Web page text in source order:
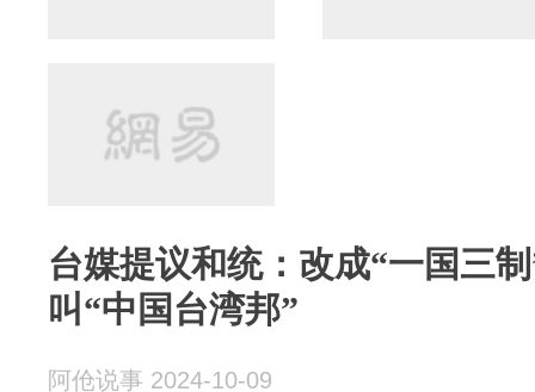
台媒提议和统：改成“一国三
叫“中国台湾邦”
阿伧说事 2024-10-09